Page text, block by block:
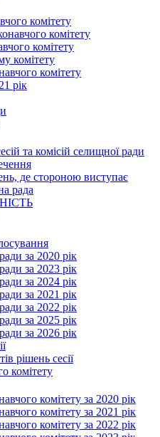
комітету
комітету
комітету
комітету
комітету
рік
та комісій селищної ради
де стороною виступає
рада
за 2020 рік
за 2023 рік
за 2024 рік
за 2021 рік
за 2022 рік
за 2025 рік
за 2026 рік
рішень сесії
комітету
комітету за 2020 рік
комітету за 2021 рік
комітету за 2022 рік